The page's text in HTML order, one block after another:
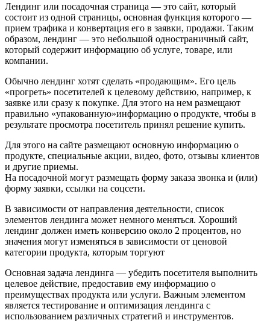
Лендинг или посадочная страница — это сайт, который
состоит из одной страницы, основная функция которого —
прием трафика и конвертация его в заявки, продажи. Таким
образом, лендинг — это небольшой одностраничный сайт,
который содержит информацию об услуге, товаре, или
компании.
Обычно лендинг хотят сделать «продающим». Его цель
«прогреть» посетителей к целевому действию, например, к
заявке или сразу к покупке. Для этого на нем размещают
правильно «упакованную»информацию о продукте, чтобы в
результате просмотра посетитель принял решение купить.
Для этого на сайте размещают основную информацию о
продукте, специальные акции, видео, фото, отзывы клиентов
и другие приемы.
На посадочной могут размещать форму заказа звонка и (или)
форму заявки, ссылки на соцсети.
В зависимости от направления деятельности, список
элементов лендинга может немного меняться. Хороший
лендинг должен иметь конверсию около 2 процентов, но
значения могут изменяться в зависимости от ценовой
категории продукта, которым торгуют
Основная задача лендинга — убедить посетителя выполнить
целевое действие, предоставив ему информацию о
преимуществах продукта или услуги. Важным элементом
является тестирование и оптимизация лендинга с
использованием различных стратегий и инструментов.